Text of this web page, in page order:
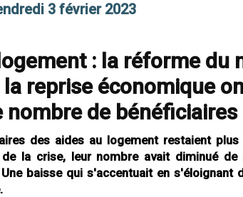
3 février 2023
: la réforme du
reprise économique
nombre de bénéficiaires
des aides au logement restaient plus
la crise, leur nombre avait diminué
baisse qui s'accentuait en s'éloignant